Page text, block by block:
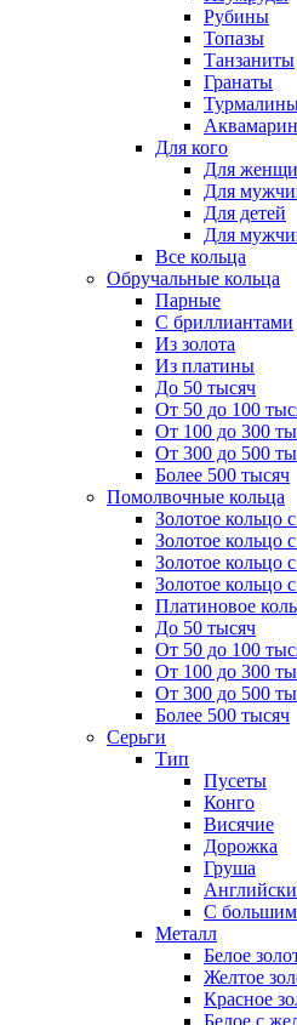
Рубины
Топазы
Танзаниты
Гранаты
Аквамарин
Для кого
Для
Для
Для детей
Для
Все кольца
Обручальные кольца
Парные
С бриллиантами
Из золота
Из платины
До 50 тысяч
От 50 до 100
От 100 до 300
От 300 до 500
Более 500 тысяч
Помолвочные кольца
Золотое кольцо
Золотое кольцо
Золотое кольцо
Золотое кольцо
Платиновое
До 50 тысяч
От 50 до 100
От 100 до 300
От 300 до 500
Более 500 тысяч
Серьги
Тип
Пусеты
Конго
Висячие
Дорожка
Груша
С
Металл
Белое
Желтое
Красное
Белое с